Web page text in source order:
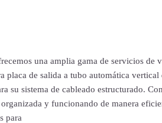
una amplia gama de servicios
placa de salida a tubo automática
su sistema de cableado estructurado.
y funcionando de manera
para